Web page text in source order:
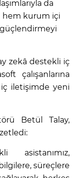
da
hem kurum içi
zekâ destekli iç
çalışanlarına
iletişimde yeni
Betül Talay,
süreçlere